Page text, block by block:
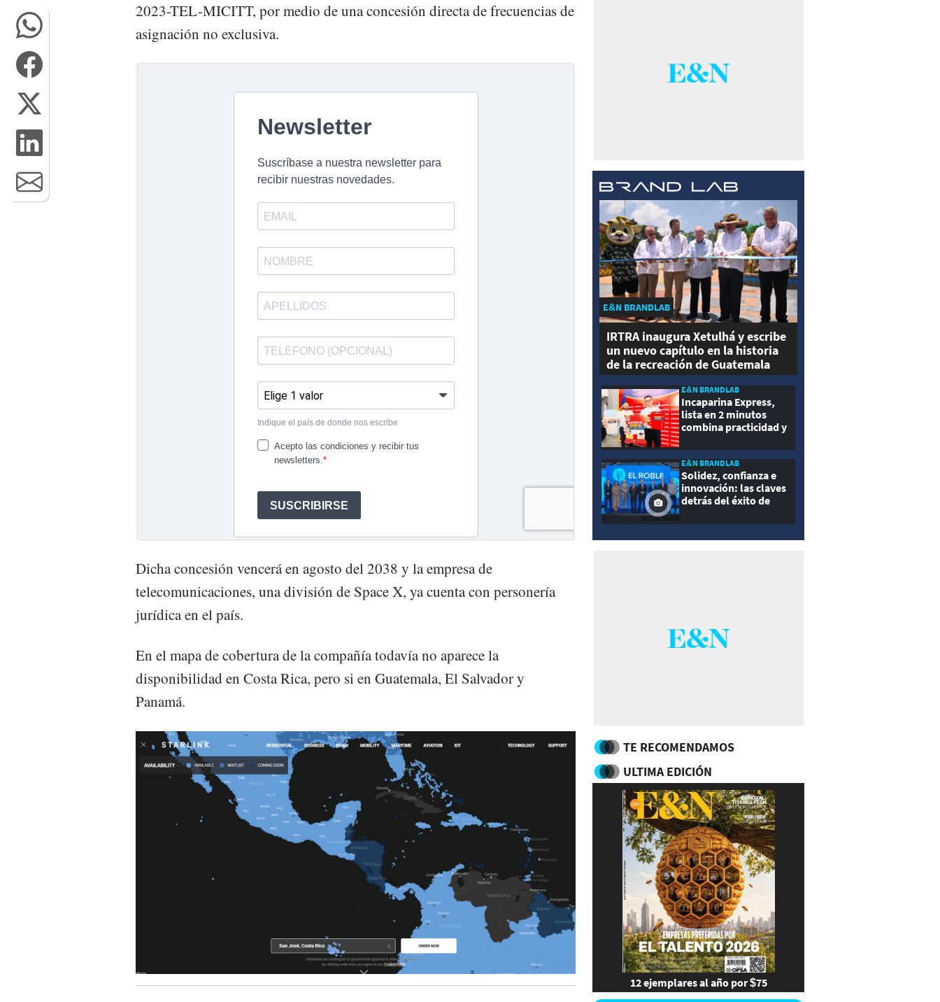
2023-TEL-MICITT, por medio de una concesión directa de frecuencias de
asignación no exclusiva.
Dicha concesión vencerá en agosto del 2038 y la empresa de
telecomunicaciones, una división de Space X, ya cuenta con personería
jurídica en el país.
En el mapa de cobertura de la compañía todavía no aparece la
disponibilidad en Costa Rica, pero si en Guatemala, El Salvador y
Panamá.
E&N BRANDLAB
IRTRA inaugura Xetulhá y escribe
un nuevo capítulo en la historia
de la recreación de Guatemala
E&N BRANDLAB
Incaparina Express,
lista en 2 minutos
combina practicidad y
E&N BRANDLAB
Solidez, confianza e
innovación: las claves
detrás del éxito de
TE RECOMENDAMOS
ULTIMA EDICIÓN
12 ejemplares al año por $75